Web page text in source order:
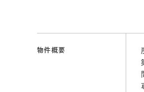
物件概要